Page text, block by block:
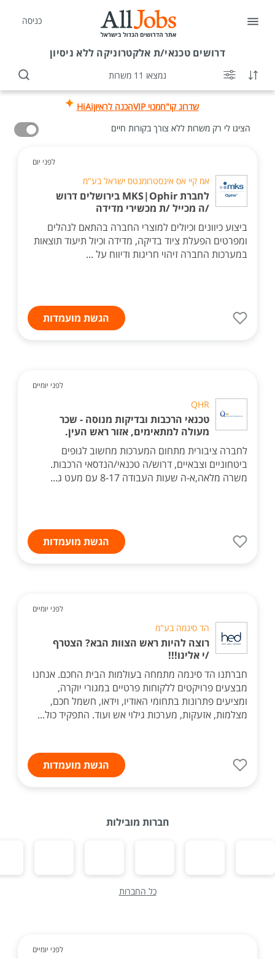
כניסה
דרושיםטכנאי/ת אלקטרוניקה ללא ניסיון
נמצאו 11 משרות
שדרוג קו"חמנוי VIP הכנה לראיוןHiAi
הציגו לי רק משרות ללא צורך בקורות חיים
לפני יום
אמ קיי אס אינסטרומנטס ישראל בע"מ
לחברת MKS|Ophir בירושלים דרוש
/ה מכייל /ת מכשירי מדידה
ביצוע כיוונים וכיולים למוצרי החברה בהתאם לנהלים
ומפרטים הפעלת ציוד בדיקה, מדידה וכיול תיעוד תוצאות
במערכות החברה זיהוי חריגות ודיווח על ...
הגשת מועמדות
לפני יומיים
QHR
טכנאי הרכבות ובדיקות מנוסה - שכר
מעולה למתאימים, אזור ראש העין.
לחברה ציבורית מתחום המערכות מחשוב לגופים
ביטחוניים וצבאיים, דרוש/ה טכנאי/הנדסאי הרכבות.
משרה מלאה,א-ה שעות העבודה 8-17 עם מעט ג...
הגשת מועמדות
לפני יומיים
הד סינמה בע"מ
רוצה להיות ראש הצוות הבא? הצטרף
/י אלינו!!!
חברתנו הד סינמה מתמחה בעולמות הבית החכם. אנחנו
מבצעים פרויקטים ללקוחות פרטיים במגורי יוקרה,
ומציעים פתרונות בתחומי האודיו, וידאו, חשמל חכם,
מצלמות, אזעקות, מערכות גילוי אש ועוד. התפקיד כול...
הגשת מועמדות
חברות מובילות
כל החברות
לפני יומיים